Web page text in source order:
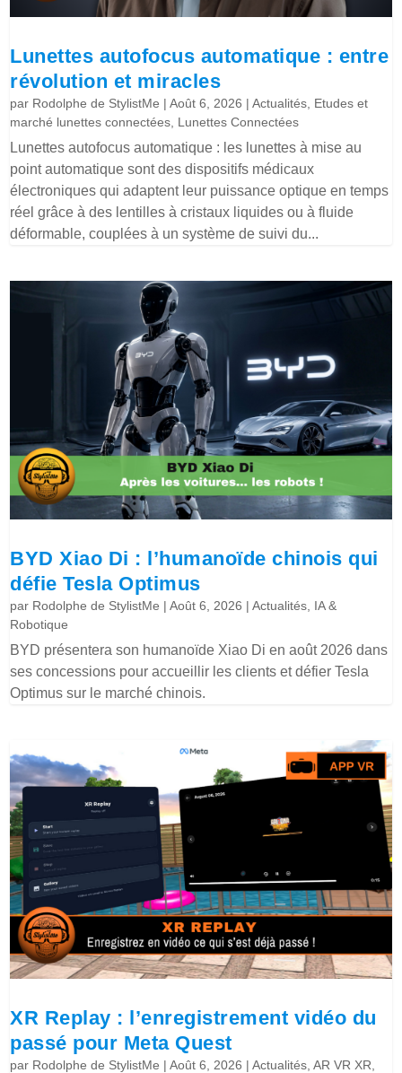
Lunettes autofocus automatique : entre
révolution et miracles
par Rodolphe de StylistMe |Août 6, 2026 |Actualités Etudes et
marché lunettes connectées Lunettes Connectées
Lunettes autofocus automatique : les lunettes à mise au
point automatique sont des dispositifs médicaux
électroniques qui adaptent leur puissance optique en temps
réel grâce à des lentilles à cristaux liquides ou à fluide
déformable, couplées à un système de suivi du...
BYD Xiao Di : l’humanoïde chinois qui
défie Tesla Optimus
par Rodolphe de StylistMe |Août 6, 2026 |Actualités IA &
Robotique
BYD présentera son humanoïde Xiao Di en août 2026 dans
ses concessions pour accueillir les clients et défier Tesla
Optimus sur le marché chinois.
XR Replay : l’enregistrement vidéo du
passé pour Meta Quest
par Rodolphe de StylistMe |Août 6, 2026 |Actualités ,AR VR XR